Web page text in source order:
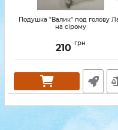
Подушка "Валик" под голову
на сірому
210 грн